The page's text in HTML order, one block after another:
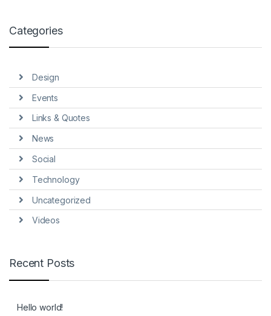
Categories
Design
Events
Links & Quotes
News
Social
Technology
Uncategorized
Videos
Recent Posts
Hello world!